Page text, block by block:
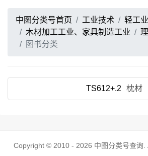
中图分类号首页 工业技术
轻工
木材加工工业、家具制造工业
图书分类
TS612+.2 枕材
Copyright © 2010 - 2026 中图分类号查询